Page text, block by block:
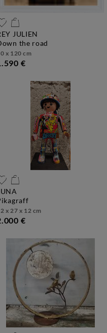
JULIEN
down the road
x 120 cm
€
pikagraff
x 27 x 12 cm
€